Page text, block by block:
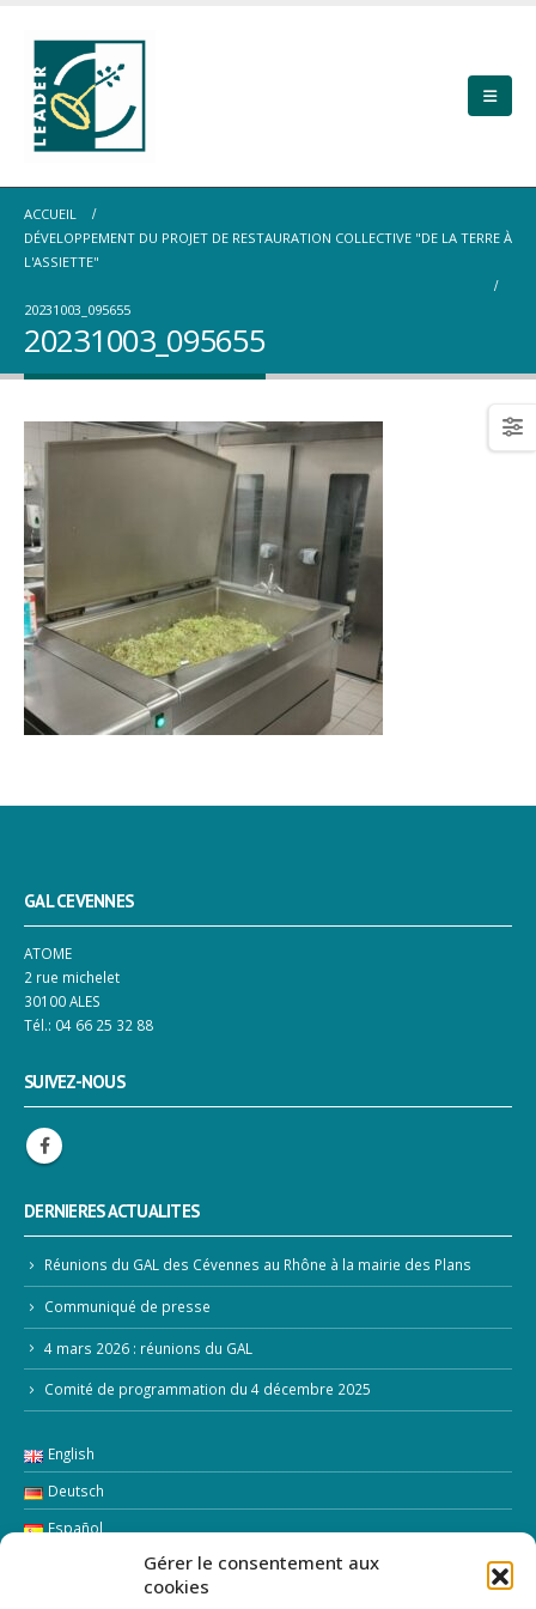
Gérer le consentement aux
cookies
ACCUEIL
DÉVELOPPEMENT DU PROJET DE RESTAURATION COLLECTIVE "DE LA TERRE À
L'ASSIETTE"
20231003_095655
20231003_095655
GAL CEVENNES
ATOME
2 rue michelet
30100 ALES
Tél.: 04 66 25 32 88
SUIVEZ-NOUS
DERNIERES ACTUALITES
Réunions du GAL des Cévennes au Rhône à la mairie des Plans
Communiqué de presse
4 mars 2026 : réunions du GAL
Comité de programmation du 4 décembre 2025
English
Deutsch
Español